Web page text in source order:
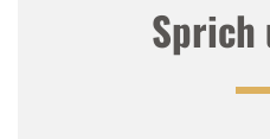
Sprich